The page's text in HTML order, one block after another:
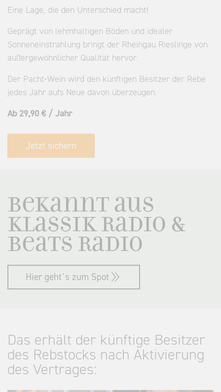
Eine Lage, die den Unterschied macht!
Geprägt von lehmhaltigen Böden und idealer
Sonneneinstrahlung bringt der Rheingau Rieslinge von
außergewöhnlicher Qualität hervor.
Der Pacht-Wein wird den künftigen Besitzer der Rebe
jedes Jahr aufs Neue davon überzeugen.
Ab 29,90 € / Jahr
Jetzt sichern
Bekannt aus
Klassik Radio &
Beats Radio
Hier geht´s zum Spot
Das erhält der künftige Besitzer
des Rebstocks nach Aktivierung
des Vertrages: